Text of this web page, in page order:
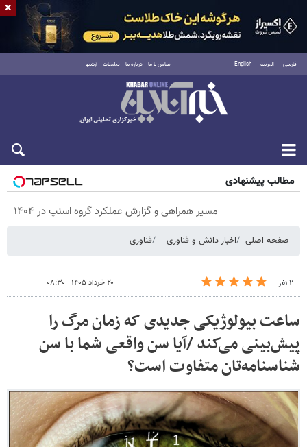
فارسی العربية English تماس با ما درباره ما تبلیغات آرشیو
شنبه ۱۷ مرداد ۱۴۰۵
مطالب پیشنهادی
مسیر همراهی و گزارش عملکرد گروه اسنپ در ۱۴۰۴
صفحه اصلی اخبار دانش و فناوری فناوری
۲ نفر ۲۰ خرداد ۱۴۰۵ - ۰۸:۳۰
ساعت بیولوژیکی جدیدی که زمان مرگ را
پیش‌بینی می‌کند /آیا سن واقعی شما با سن
شناسنامه‌تان متفاوت است؟
×